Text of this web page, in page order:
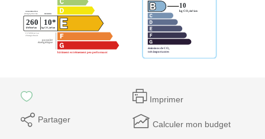
Imprimer
Partager Calculer mon budget